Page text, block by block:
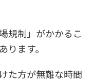
規制」がかかるこ
ります。
た方が無難な時間